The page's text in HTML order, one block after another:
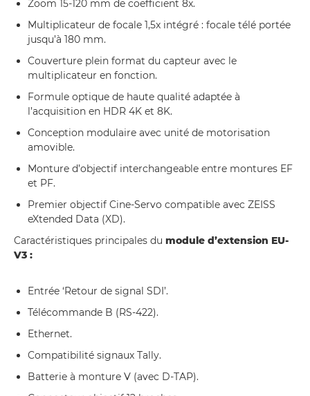
Zoom 15-120 mm de coefficient 8x.
Multiplicateur de focale 1,5x intégré : focale télé portée
jusqu’à 180 mm.
Couverture plein format du capteur avec le
multiplicateur en fonction.
Formule optique de haute qualité adaptée à
l’acquisition en HDR 4K et 8K.
Conception modulaire avec unité de motorisation
amovible.
Monture d’objectif interchangeable entre montures EF
et PF.
Premier objectif Cine-Servo compatible avec ZEISS
eXtended Data (XD).
Caractéristiques principales du module d’extension EU-
V3 :
Entrée ‘Retour de signal SDI’.
Télécommande B (RS-422).
Ethernet.
Compatibilité signaux Tally.
Batterie à monture V (avec D-TAP).